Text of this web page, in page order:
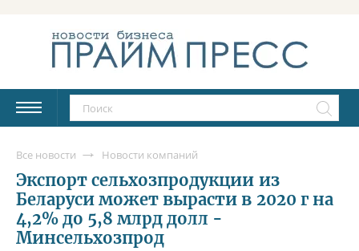
Все новости Новости компаний
Экспорт сельхозпродукции из
Беларуси может вырасти в 2020 г на
4,2% до 5,8 млрд долл -
Минсельхозпрод